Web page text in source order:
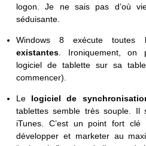
logon. Je ne sais pas d’où
séduisante.
Windows 8 exécute toutes
existantes. Ironiquement, on
logiciel de tablette sur sa
commencer).
Le logiciel de
tablettes semble très souple. Il
iTunes. C’est un point fort
développer et marketer au